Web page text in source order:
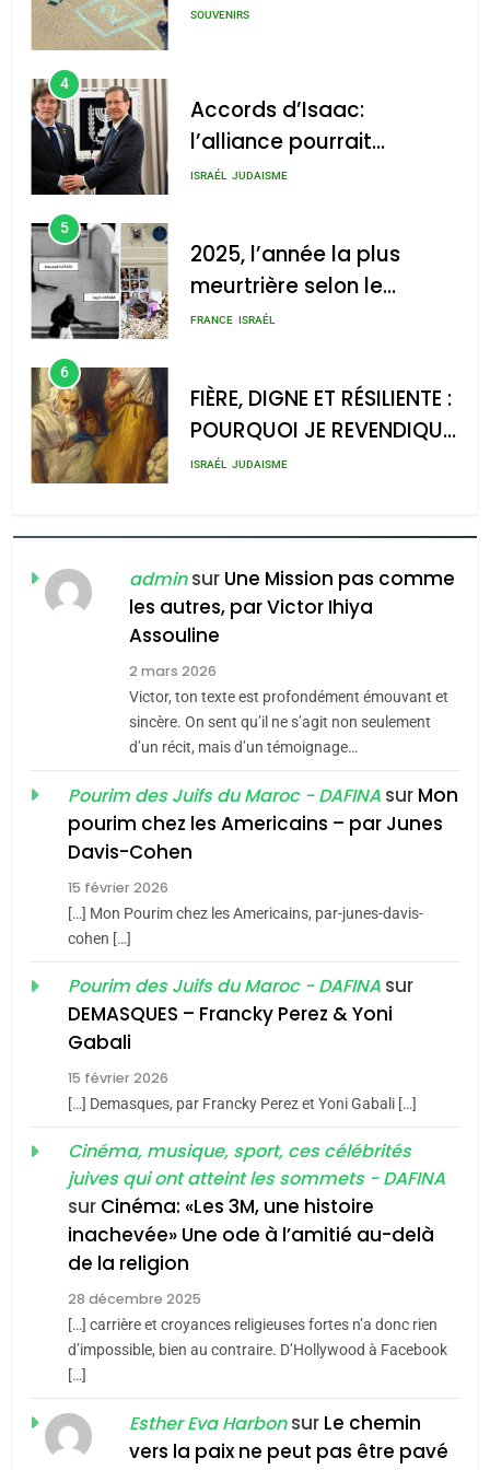
SOUVENIRS
4
Accords d’Isaac:
l’alliance pourrait
s’étendre à 13 pays
ISRAÉL JUDAISME
5
2025, l’année la plus
meurtrière selon le
rapport d’ADL contre
FRANCE ISRAÉL
6
FIÈRE, DIGNE ET RÉSILIENTE :
POURQUOI JE REVENDIQUE
MA JUDAÏTE par Thérèse
ISRAÉL JUDAISME
CE QUI NOUS MANQUE –
Jacques Hadida
JUDAISME
Maroc : Les amandes de
Tafraout, le miel de Tadla
Azilal consacrés produits
du terroir
DAFINA MAROC
Oeil ravageur – Vanessa
De Loya Stauber
«Tu dis génocide, je dis
guerre»: La nouvelle
Tout sur la Nostalgie
SOUVENIRS
l’alliance pourrait
s’étendre à 13 pays
d’Amérique latine
ISRAÉL JUDAISME
2025, l’année la plus
meurtrière selon le
adminsur Une Mission pas comme
les autres, par Victor Ihiya
Assouline
2 mars 2026
Victor, ton texte est profondément émouvant et
sincère. On sent qu’il ne s’agit non seulement
d’un récit, mais d’un témoignage…
Pourim des Juifs du Maroc - DAFINA sur Mon
pourim chez les Americains – par Junes
Davis-Cohen
15 février 2026
[…] Mon Pourim chez les Americains, par-junes-davis-
cohen […]
Pourim des Juifs du Maroc - DAFINA sur
DEMASQUES – Francky Perez & Yoni
Gabali
15 février 2026
[…] Demasques, par Francky Perez et Yoni Gabali […]
Cinéma, musique, sport, ces célébrités
juives qui ont atteint les sommets - DAFINA
sur Cinéma: «Les 3M, une histoire
inachevée» Une ode à l’amitié au-delà
de la religion
28 décembre 2025
[…] carrière et croyances religieuses fortes n’a donc rien
d’impossible, bien au contraire. D’Hollywood à Facebook
[…]
Esther Eva Harbonsur Le chemin
vers la paix ne peut pas être pavé
2025, l’année la plus
d’ADL contre
l’antisémitisme
FRANCE ISRAÉL
POURQUOI JE REVENDIQUE
Zrihen-Dvir
CE QUI NOUS MANQUE –
Jacques Hadida
JUDAISME
Maroc : Les amandes de
Azilal consacrés produits
du terroir
DAFINA MAROC